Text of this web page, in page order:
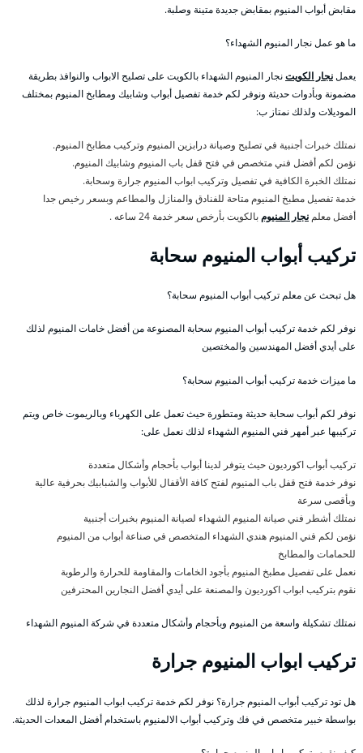
مقابض أبواب المنيوم بمقابض جديدة متينة وصلبة.
ما هو عمل نجار المنيوم الشهداء؟
يعملنجار الكويتنجار المنيوم الشهداء بالكويت على تصليح الابواب والنوافذ بطريقة
مضمونة وبأدوات حديثة ونوفر لكم خدمة تفصيل أبواب وشابيك ومطابخ المنيوم بمختلف
الموديلات ولذلك نمتاز ب:
نمتلك خبرات أجنبية في تصليح وصيانة درابزين المنيوم وتركيب مطابخ المنيوم.
نؤمن لكم أفضل فني متخصص في فتح قفل باب المنيوم وشابيك المنيوم.
نمتلك الخبرة الكافية في تفصيل وتركيب ابواب المنيوم جرارة وسحابة.
خدمة تفصيل مطبخ المنيوم متاحة للفنادق والمنازل والمطاعم وبسعر رخيص جدا
أفضل معلمنجار المنيومبالكويت بأرخص سعر خدمة 24 ساعه .
تركيب أبواب المنيوم سحابة
هل تبحث عن معلم تركيب أبواب المنيوم سحابة؟
نوفر لكم خدمة تركيب أبواب المنيوم سحابة المصنوعة من أفضل خامات المنيوم لذلك
على أيدي أفضل المهندسين والمختصين
ما ميزات خدمة تركيب أبواب المنيوم سحابة؟
نوفر لكم أبواب سحابة حديثة ومتطورة حيث تعمل على الكهرباء وبالريموت خاص ويتم
تركيبها عبر أمهر فني المنيوم الشهداء لذلك نعمل على:
تركيب أبواب اكورديون حيث يتوفر لدينا أبواب بأحجام وأشكال متعددة
نوفر خدمة فتح قفل باب المنيوم لفتح كافة الأقفال للأبواب والشبابيك بحرفية عالية
وبأقصى سرعة
نمتلك أشطر فني صيانة المنيوم الشهداء لصيانة المنيوم بخبرات أجنبية
نؤمن لكم فني المنيوم هندي الشهداء المتخصص في صناعة أبواب من المنيوم
للحمامات والمطابخ
نعمل على تفصيل مطبخ المنيوم بأجود الخامات والمقاومة للحرارة والرطوبة
نقوم بتركيب ابواب اكورديون والمصنعة على أيدي أفضل النجارين المحترفين
نمتلك تشكيلة واسعة من المنيوم وبأحجام وأشكال متعددة في شركة المنيوم الشهداء
تركيب ابواب المنيوم جرارة
هل تود تركيب أبواب المنيوم جرارة؟ نوفر لكم خدمة تركيب ابواب المنيوم جرارة لذلك
بواسطة خبير متخصص في فك وتركيب أبواب الالمنيوم باستخدام أفضل المعدات الحديثة.